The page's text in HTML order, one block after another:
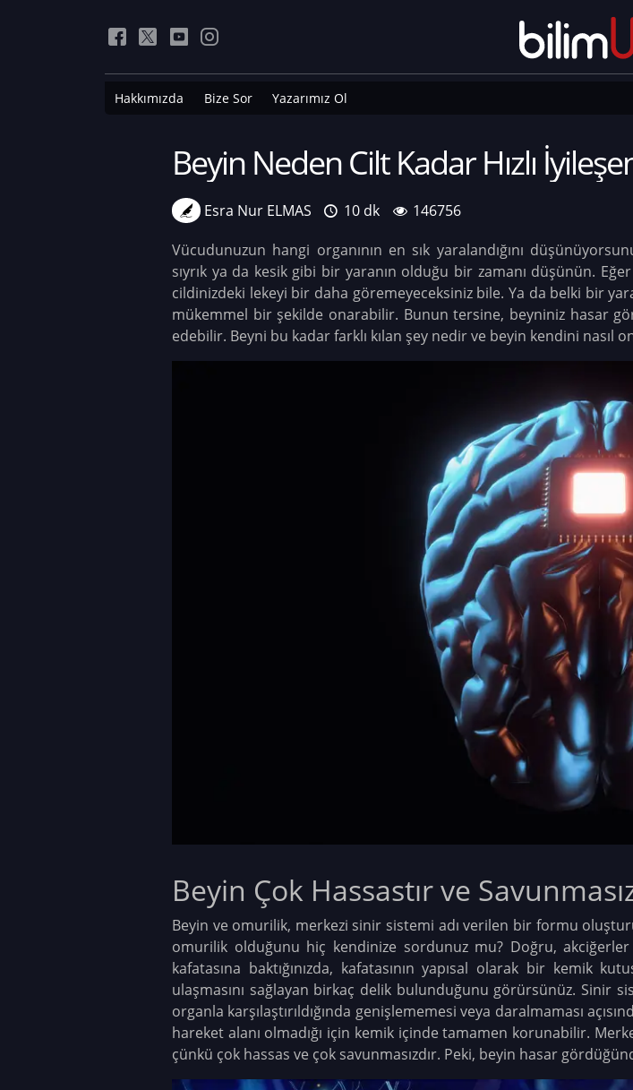
Hakkımızda Bize Sor Yazarımız Ol
Beyin Neden Cilt Kadar Hızlı
Esra Nur ELMAS 10 dk
146756
Vücudunuzun hangi organının en sık yaralandığını
sıyrık ya da kesik gibi bir yaranın olduğu bir zamanı düşünün.
cildinizdeki lekeyi bir daha göremeyeceksiniz bile. Ya da belki bir
mükemmel bir şekilde onarabilir. Bunun tersine, beyniniz hasar
edebilir. Beyni bu kadar farklı kılan şey nedir ve beyin kendini nasıl
Beyin Çok Hassastır ve
Beyin ve omurilik, merkezi sinir sistemi adı verilen bir formu
omurilik olduğunu hiç kendinize sordunuz mu? Doğru,
kafatasına baktığınızda, kafatasının yapısal olarak bir kemik
ulaşmasını sağlayan birkaç delik bulunduğunu görürsünüz. Sinir
organla karşılaştırıldığında genişlememesi veya daralmaması
hareket alanı olmadığı için kemik içinde tamamen korunabilir.
çünkü çok hassas ve çok savunmasızdır. Peki, beyin hasar